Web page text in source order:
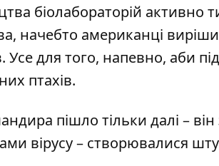
біолабораторій активно
начебто американці
Усе для того, напевно, аби
птахів.
пішло тільки далі – він
вірусу – створювалися